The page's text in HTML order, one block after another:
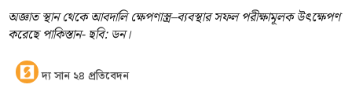
অজ্ঞাত স্থান থেকে আবদালি ক্ষেপণাস্ত্র–ব্যবস্থার সফল পরীক্ষামূলক উৎক্ষেপণ
করেছে পাকিস্তান- ছবি: ডন।
দ্য সান ২৪ প্রতিবেদন